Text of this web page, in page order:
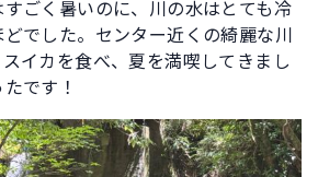
ごく暑いのに、川の水はとても冷
でした。センター近くの綺麗な川
イカを食べ、夏を満喫してきまし
です！